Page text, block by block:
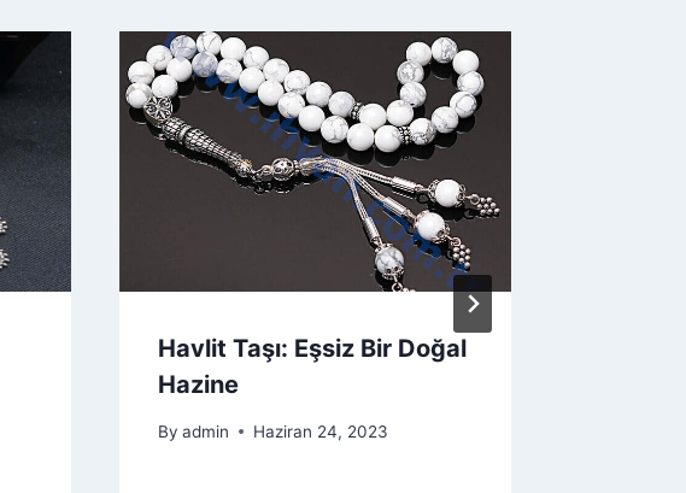
Havlit Taşı: Eşsiz Bir Doğal
Hazine
By admin Haziran 24, 2023